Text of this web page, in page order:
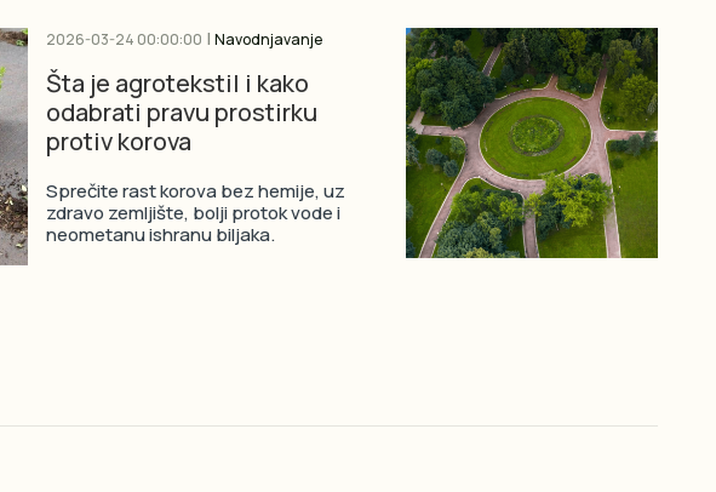
2026-03-24 00:00:00 | Navodnjavanje
Šta je agrotekstil i kako
odabrati pravu prostirku
protiv korova
Sprečite rast korova bez hemije, uz
zdravo zemljište, bolji protok vode i
neometanu ishranu biljaka.